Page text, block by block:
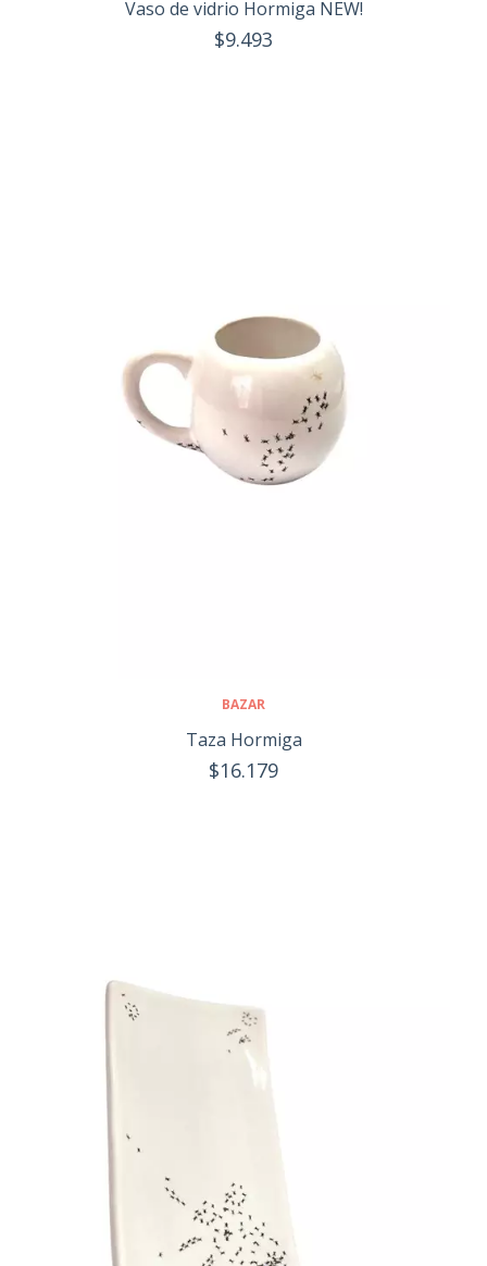
Vaso de vidrio Hormiga NEW!
$9.493
BAZAR
Taza Hormiga
$16.179